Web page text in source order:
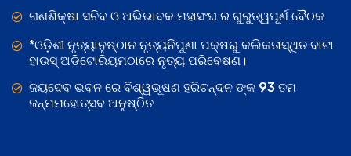
ଗଣଶିକ୍ଷା ସଚିବ ଓ ଅଭିଭାବକ ମହାସଂଘ ର ଗୁରୁତ୍ୱପୂର୍ଣ ବୈଠକ
*ଓଡ଼ିଶୀ ନୃତ୍ୟାନୁଷ୍ଠାନ ନୃତ୍ୟନିପୁଣା ପକ୍ଷରୁ କଲିକତାସ୍ଥିତ ବାଟା
ହାଉସ୍ ଅଡିଟୋରିୟମଠାରେ ନୃତ୍ୟ ପରିବେଷଣ।
ଜୟଦେବ ଭବନ ରେ ବିଶ୍ୱଭୂଷଣ ହରିଚନ୍ଦନ ଙ୍କ 93 ତମ
ଜନ୍ମମହୋତ୍ସବ ଅନୁଷ୍ଠିତ